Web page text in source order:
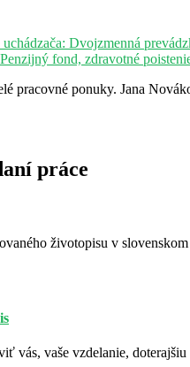
Dvojzmenná
fond, zdravotné
pracovné ponuky. Jana
práce
životopisu v
vás, vaše vzdelanie, doterajšiu